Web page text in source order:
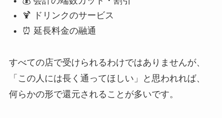
🍹 ドリンクのサービス
⏰ 延長料金の融通
すべての店で受けられるわけではありませんが、
「この人には長く通ってほしい」と思われれば、
何らかの形で還元されることが多いです。